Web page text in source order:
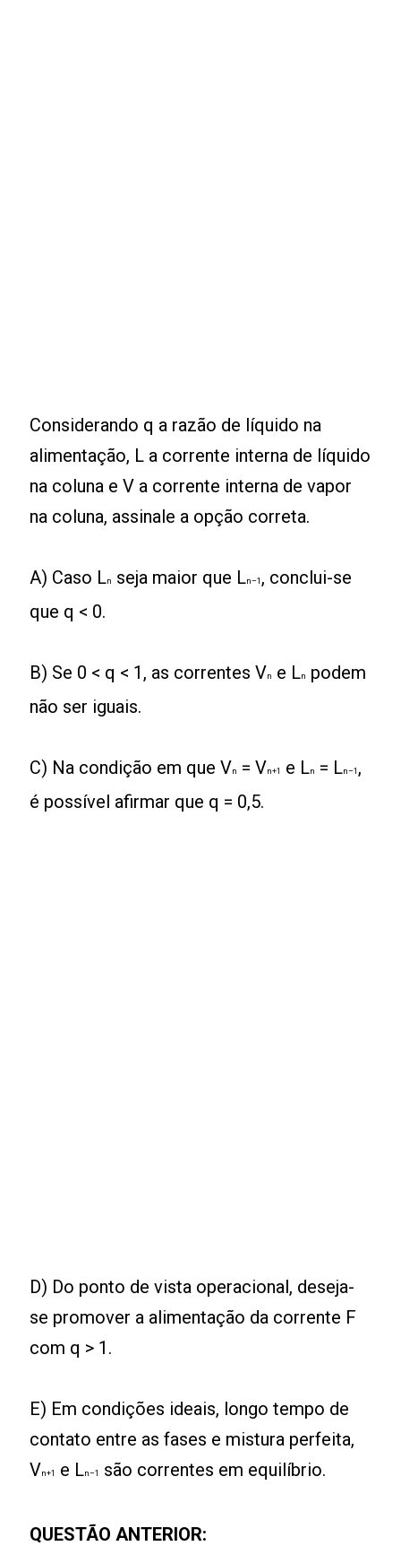
Considerando q a razão de líquido na
alimentação, L a corrente interna de líquido
na coluna e V a corrente interna de vapor
na coluna, assinale a opção correta.
A) Caso Ln seja maior que Ln–1 , conclui-se
que q < 0.
B) Se 0 < q < 1, as correntes Vn e Ln
podem
não ser iguais.
C) Na condição em que Vn = Vn+1 e Ln = Ln–1 ,
é possível afirmar que q = 0,5.
D) Do ponto de vista operacional, deseja-
se promover a alimentação da corrente F
com q > 1.
E) Em condições ideais, longo tempo de
contato entre as fases e mistura perfeita,
Vn+1 e Ln–1 são correntes em equilíbrio.
QUESTÃO ANTERIOR: